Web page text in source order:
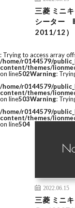
三菱 ミニ
シーター
2011/12）
: Trying to access array
/home/r0144579/
content/themes/
on line502Warning:
/home/r0144579/
content/themes/
on line503Warning:
/home/r0144579/
content/themes/
on line504
2022.06.15
三菱 ミニ